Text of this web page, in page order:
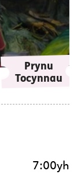
Prynu
Tocynnau
7:00yh